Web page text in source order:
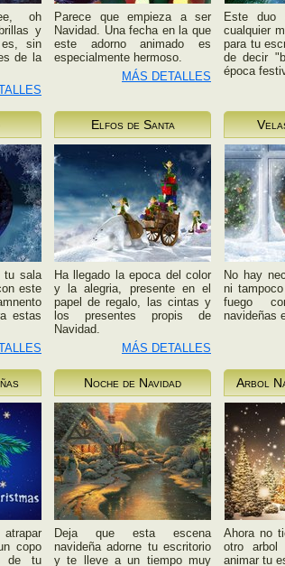
oh
y
sin
de la
Parece que empieza a ser
Navidad. Una fecha en la que
este adorno animado es
especialmente hermoso.
MÁS DETALLES
Este duo
cualquier
para tu
de decir
época
tu sala
este
estas
Elfos de Santa
Ha llegado la epoca del color
y la alegria, presente en el
papel de regalo, las cintas y
los presentes propis de
Navidad.
MÁS DETALLES
No hay
ni
fuego
navideñas
copo
de tu
Noche de Navidad
Deja que esta escena
navideña adorne tu escritorio
y te lleve a un tiempo muy
Arbol
Ahora no
otro arbol
animar tu